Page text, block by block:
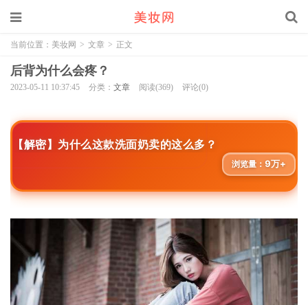
当前位置： 美妆网 > 文章 > 正文
后背为什么会疼？
2023-05-11 10:37:45 分类： 文章 阅读(369) 评论(0)
【解密】为什么这款洗面奶卖的这么多？
浏览量：9万+